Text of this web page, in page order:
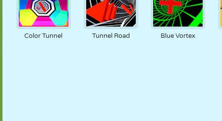
Color Tunnel Tunnel Road Blue Vortex